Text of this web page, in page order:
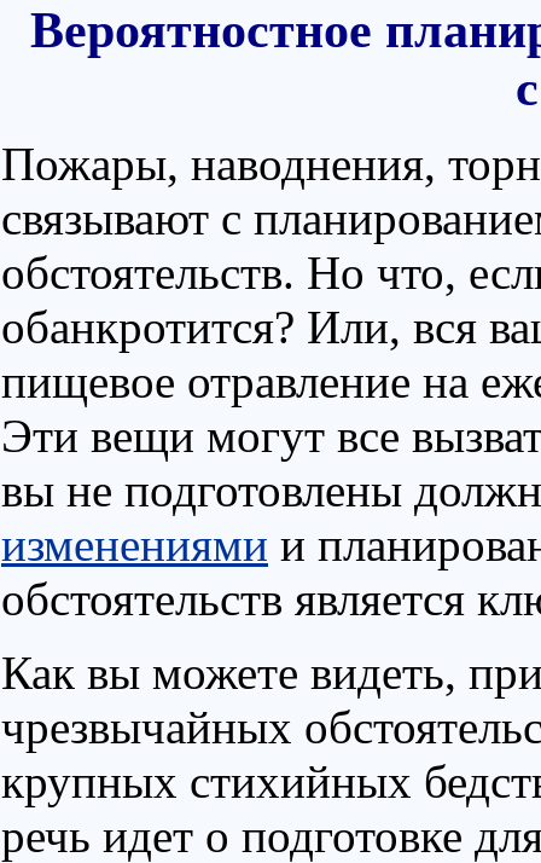
Вероятностное
Пожары, наводнения,
связывают с
обстоятельств. Но что,
обанкротится? Или, вся
пищевое отравление на
Эти вещи могут все
вы не подготовлены
изменениями и
обстоятельств является
Как вы можете видеть,
чрезвычайных
крупных стихийных
речь идет о подготовке